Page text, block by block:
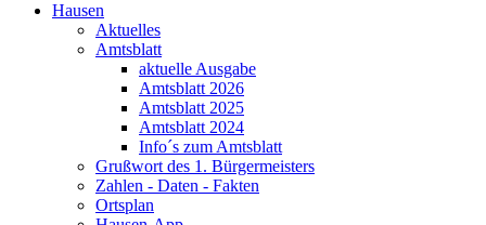
Hausen
Aktuelles
Amtsblatt
aktuelle Ausgabe
Amtsblatt 2026
Amtsblatt 2025
Amtsblatt 2024
Info´s zum Amtsblatt
Grußwort des 1. Bürgermeisters
Zahlen - Daten - Fakten
Ortsplan